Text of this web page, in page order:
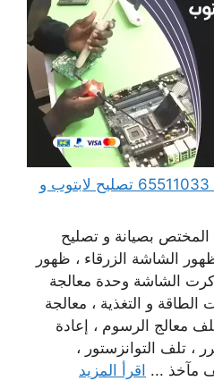
مهندس كمبيوتر النويصيب 65511033 تصليح لابتوب و
بصيانة و تصليح
الشاشة الزرقاء ، ظهور
الشاشة وحدة معالجة
و التغذية ، معالجة
معالج الرسوم ، إعادة
، تلف التوانزستور ،
مآخذ ... اقرأ المزيد